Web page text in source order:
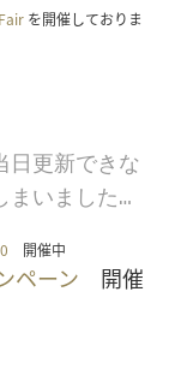
を開催しておりま
日更新できな
まいました…
開催中
ペーン 開催